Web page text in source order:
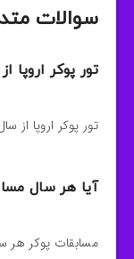
سوالات
تور پوکر
تور پوکر اروپا از سال 2004 آغاز شده
آیا هر سال
مسابقات پوکر هر